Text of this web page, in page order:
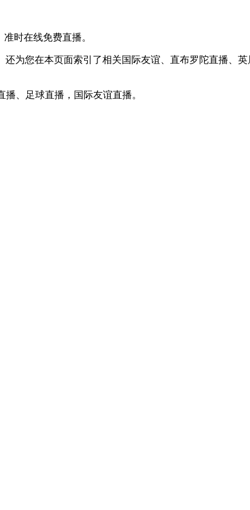
时在线免费直播。
为您在本页面索引了相关国际友谊、直布罗陀直播、
、足球直播，国际友谊直播。